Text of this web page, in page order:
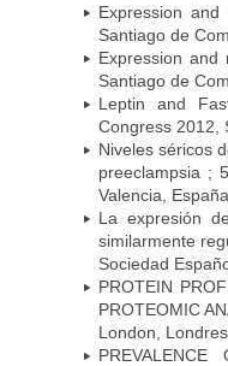
Expression
Santiago de
Expression
Santiago de
Leptin and
Congress 2012,
Niveles séricos
preeclampsia ;
Valencia,
La expresión
similarmente
Sociedad
PROTEIN
PROTEOMIC
London,